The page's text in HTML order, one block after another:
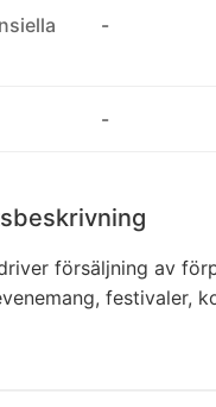
-
-
försäljning av
festivaler,